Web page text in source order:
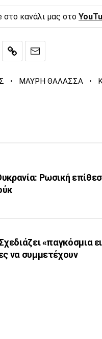
στο κανάλι μας στο
· ΜΑΥΡΗ ΘΑΛΑΣΣΑ ·
Ρωσική
«παγκόσμια
να συμμετέχουν